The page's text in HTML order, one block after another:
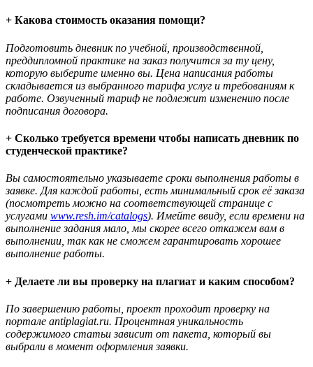
+ Какова стоимость оказания помощи?
Подготовить дневник по учебной, производственной,
преддипломной практике на заказ получится за ту цену,
которую выберите именно вы. Цена написания работы
складывается из выбранного тарифа услуг и требованиям к
работе. Озвученный тариф не подлежит изменению после
подписания договора.
+ Сколько требуется времени чтобы написать дневник по
студенческой практике?
Вы самостоятельно указываете сроки выполнения работы в
заявке. Для каждой работы, есть минимальный срок её заказа
(посмотреть можно на соответствующей странице с
услугами www.resh.im/catalogs). Имейте ввиду, если времени на
выполнение задания мало, мы скорее всего откажем вам в
выполнении, так как не сможем гарантировать хорошее
выполнение работы.
+ Делаете ли вы проверку на плагиат и каким способом?
По завершению работы, проект проходит проверку на
портале antiplagiat.ru. Процентная уникальность
содержимого статьи зависит от пакета, который вы
выбрали в момент оформления заявки.